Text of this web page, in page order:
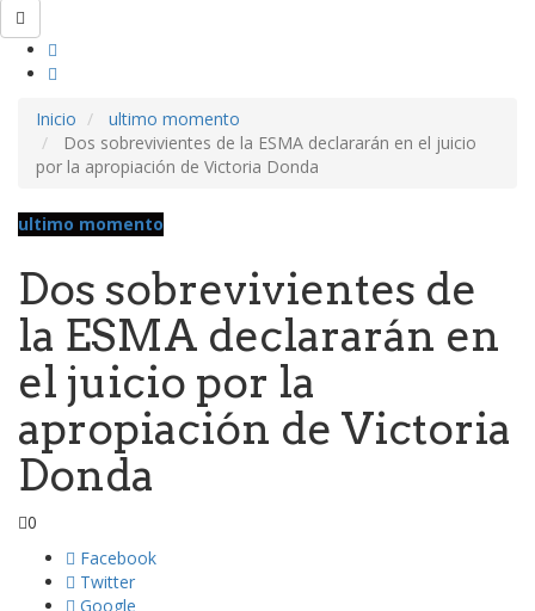
Inicio
ultimo momento
Dos sobrevivientes de la ESMA declararán en el juicio
por la apropiación de Victoria Donda
ultimo momento
Dos sobrevivientes de
la ESMA declararán en
el juicio por la
apropiación de Victoria
Donda
0
Facebook
Twitter
Google